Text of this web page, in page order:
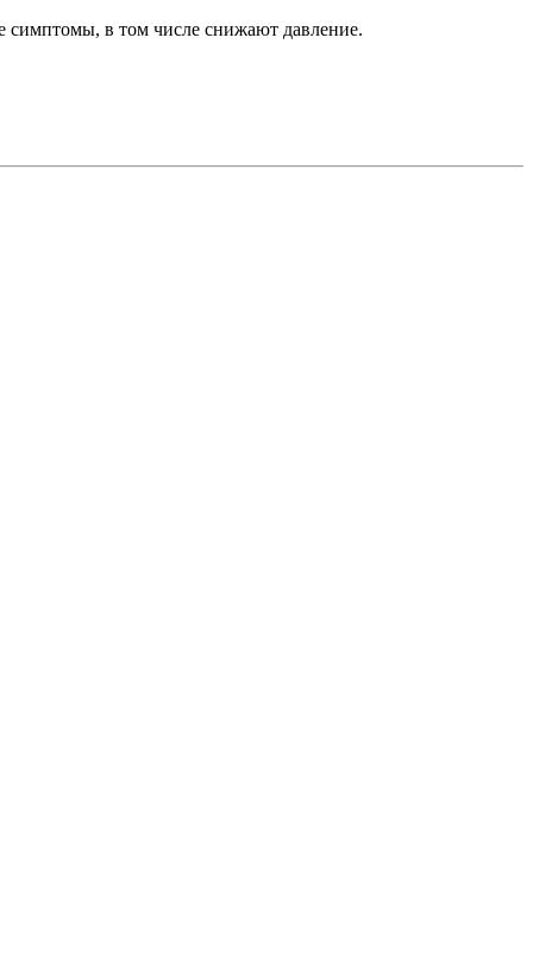
в том числе снижают давление.